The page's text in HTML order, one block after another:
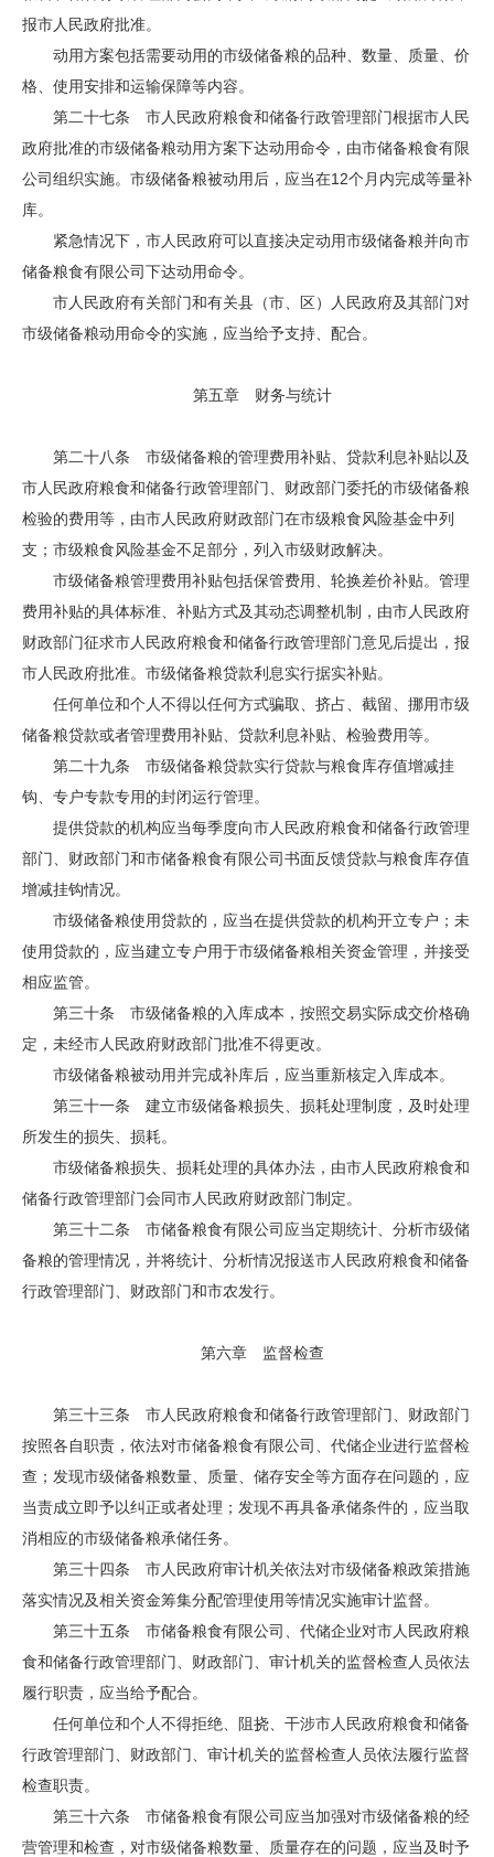
报市人民政府批准。
动用方案包括需要动用的市级储备粮的品种、数量、质量、价
格、使用安排和运输保障等内容。
第二十七条 市人民政府粮食和储备行政管理部门根据市人民
政府批准的市级储备粮动用方案下达动用命令，由市储备粮食有限
公司组织实施。市级储备粮被动用后，应当在12个月内完成等量补
库。
紧急情况下，市人民政府可以直接决定动用市级储备粮并向市
储备粮食有限公司下达动用命令。
市人民政府有关部门和有关县（市、区）人民政府及其部门对
市级储备粮动用命令的实施，应当给予支持、配合。
第五章 财务与统计
第二十八条 市级储备粮的管理费用补贴、贷款利息补贴以及
市人民政府粮食和储备行政管理部门、财政部门委托的市级储备粮
检验的费用等，由市人民政府财政部门在市级粮食风险基金中列
支；市级粮食风险基金不足部分，列入市级财政解决。
市级储备粮管理费用补贴包括保管费用、轮换差价补贴。管理
费用补贴的具体标准、补贴方式及其动态调整机制，由市人民政府
财政部门征求市人民政府粮食和储备行政管理部门意见后提出，报
市人民政府批准。市级储备粮贷款利息实行据实补贴。
任何单位和个人不得以任何方式骗取、挤占、截留、挪用市级
储备粮贷款或者管理费用补贴、贷款利息补贴、检验费用等。
第二十九条 市级储备粮贷款实行贷款与粮食库存值增减挂
钩、专户专款专用的封闭运行管理。
提供贷款的机构应当每季度向市人民政府粮食和储备行政管理
部门、财政部门和市储备粮食有限公司书面反馈贷款与粮食库存值
增减挂钩情况。
市级储备粮使用贷款的，应当在提供贷款的机构开立专户；未
使用贷款的，应当建立专户用于市级储备粮相关资金管理，并接受
相应监管。
第三十条 市级储备粮的入库成本，按照交易实际成交价格确
定，未经市人民政府财政部门批准不得更改。
市级储备粮被动用并完成补库后，应当重新核定入库成本。
第三十一条 建立市级储备粮损失、损耗处理制度，及时处理
所发生的损失、损耗。
市级储备粮损失、损耗处理的具体办法，由市人民政府粮食和
储备行政管理部门会同市人民政府财政部门制定。
第三十二条 市储备粮食有限公司应当定期统计、分析市级储
备粮的管理情况，并将统计、分析情况报送市人民政府粮食和储备
行政管理部门、财政部门和市农发行。
第六章 监督检查
第三十三条 市人民政府粮食和储备行政管理部门、财政部门
按照各自职责，依法对市储备粮食有限公司、代储企业进行监督检
查；发现市级储备粮数量、质量、储存安全等方面存在问题的，应
当责成立即予以纠正或者处理；发现不再具备承储条件的，应当取
消相应的市级储备粮承储任务。
第三十四条 市人民政府审计机关依法对市级储备粮政策措施
落实情况及相关资金筹集分配管理使用等情况实施审计监督。
第三十五条 市储备粮食有限公司、代储企业对市人民政府粮
食和储备行政管理部门、财政部门、审计机关的监督检查人员依法
履行职责，应当给予配合。
任何单位和个人不得拒绝、阻挠、干涉市人民政府粮食和储备
行政管理部门、财政部门、审计机关的监督检查人员依法履行监督
检查职责。
第三十六条 市储备粮食有限公司应当加强对市级储备粮的经
营管理和检查，对市级储备粮数量、质量存在的问题，应当及时予